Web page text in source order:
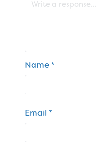
Name *
Email *